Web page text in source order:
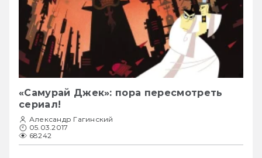
«Самурай Джек»: пора пересмотреть
сериал!
Александр Гагинский
05.03.2017
68242